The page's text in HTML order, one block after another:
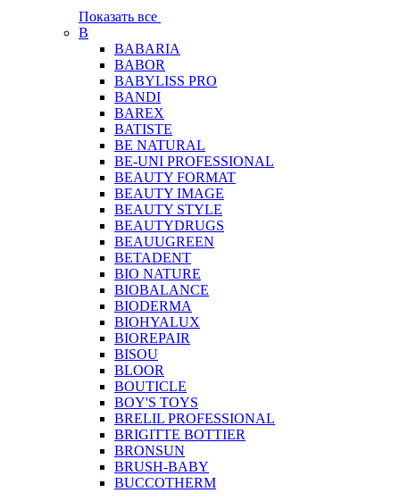
Показать все
B
BABARIA
BABOR
BABYLISS PRO
BANDI
BAREX
BATISTE
BE NATURAL
BE-UNI PROFESSIONAL
BEAUTY FORMAT
BEAUTY IMAGE
BEAUTY STYLE
BEAUTYDRUGS
BEAUUGREEN
BETADENT
BIO NATURE
BIOBALANCE
BIODERMA
BIOHYALUX
BIOREPAIR
BISOU
BLOOR
BOUTICLE
BOY'S TOYS
BRELIL PROFESSIONAL
BRIGITTE BOTTIER
BRONSUN
BRUSH-BABY
BUCCOTHERM